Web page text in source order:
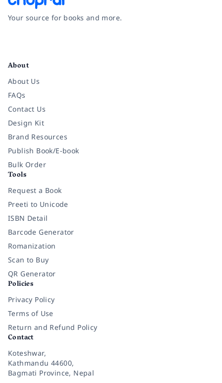
Your source for books and more.
About
About Us
FAQs
Contact Us
Design Kit
Brand Resources
Publish Book/E-book
Bulk Order
Tools
Request a Book
Preeti to Unicode
ISBN Detail
Barcode Generator
Romanization
Scan to Buy
QR Generator
Policies
Privacy Policy
Terms of Use
Return and Refund Policy
Contact
Koteshwar,
Kathmandu 44600,
Bagmati Province, Nepal